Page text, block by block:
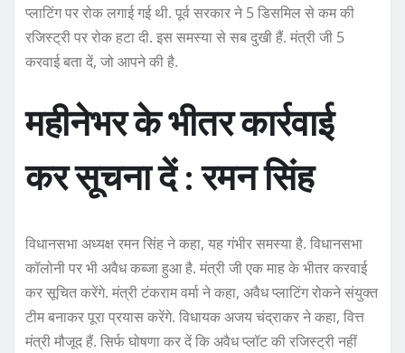
प्लाटिंग पर रोक लगाई गई थी. पूर्व सरकार ने 5 डिसमिल से कम की
रजिस्ट्री पर रोक हटा दी. इस समस्या से सब दुखी हैं. मंत्री जी 5
करवाई बता दें, जो आपने की है.
महीनेभर के भीतर कार्रवाई
कर सूचना दें : रमन सिंह
विधानसभा अध्यक्ष रमन सिंह ने कहा, यह गंभीर समस्या है. विधानसभा
कॉलोनी पर भी अवैध कब्जा हुआ है. मंत्री जी एक माह के भीतर करवाई
कर सूचित करेंगे. मंत्री टंकराम वर्मा ने कहा, अवैध प्लाटिंग रोकने संयुक्त
टीम बनाकर पूरा प्रयास करेंगे. विधायक अजय चंद्राकर ने कहा, वित्त
मंत्री मौजूद हैं. सिर्फ घोषणा कर दें कि अवैध प्लॉट की रजिस्ट्री नहीं